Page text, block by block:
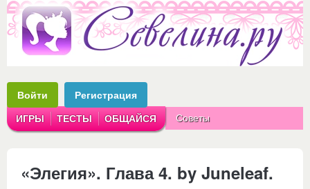
Войти Регистрация
ИГРЫ ТЕСТЫ ОБЩАЙСЯ Советы
«Элегия». Глава 4. by Juneleaf.